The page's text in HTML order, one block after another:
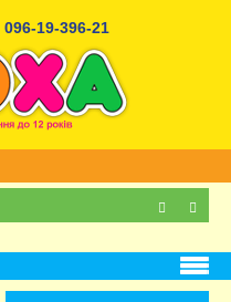
096-19-396-21